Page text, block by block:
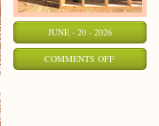
JUNE - 20 - 2026
COMMENTS OFFON